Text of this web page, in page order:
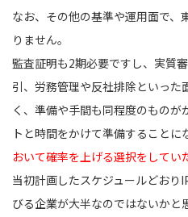
なお、その他の基準や運用面で、
りません。
監査証明も2期必要ですし、実質
引、労務管理や反社排除といった
く、準備や手間も同程度のもの
トと時間をかけて準備することに
おいて確率を上げる選択をしてい
当初計画したスケジュールどおり
びる企業が大半なのではないか